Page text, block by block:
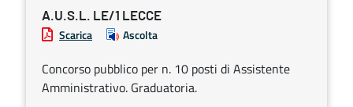
A.U.S.L. LE/1 LECCE
Scarica Ascolta
Concorso pubblico per n. 10 posti di Assistente
Amministrativo. Graduatoria.